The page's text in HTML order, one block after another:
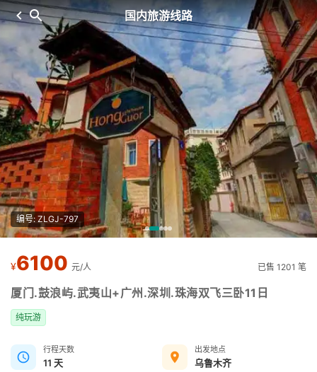
国内旅游线路
编号: ZLGJ-797
¥6100 元/人 已售 1201 笔
厦门.鼓浪屿.武夷山+广州.深圳.珠海双飞三卧11日
纯玩游
行程天数
11 天
出发地点
乌鲁木齐